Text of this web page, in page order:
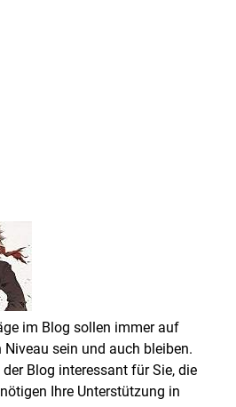
im Blog sollen immer auf
Niveau sein und auch bleiben.
Blog interessant für Sie, die
Ihre Unterstützung in